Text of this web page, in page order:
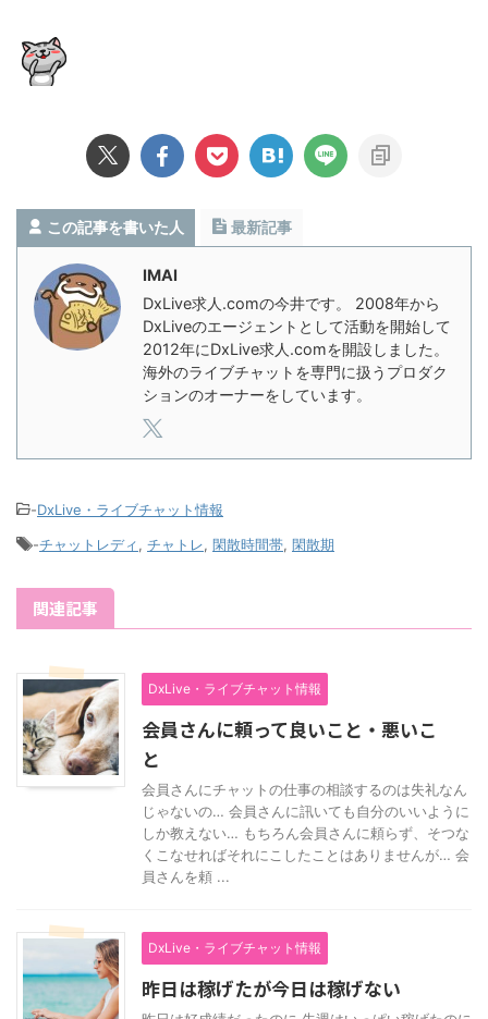
この記事を書いた人 最新記事
IMAI
DxLive求人.comの今井です。 2008年から
DxLiveのエージェントとして活動を開始して
2012年にDxLive求人.comを開設しました。
海外のライブチャットを専門に扱うプロダク
ションのオーナーをしています。
-DxLive・ライブチャット情報
-チャットレディ, チャトレ, 閑散時間帯, 閑散期
関連記事
DxLive・ライブチャット情報
会員さんに頼って良いこと・悪いこ
と
会員さんにチャットの仕事の相談するのは失礼なん
じゃないの… 会員さんに訊いても自分のいいように
しか教えない… もちろん会員さんに頼らず、そつな
くこなせればそれにこしたことはありませんが… 会
員さんを頼 ...
DxLive・ライブチャット情報
昨日は稼げたが今日は稼げない